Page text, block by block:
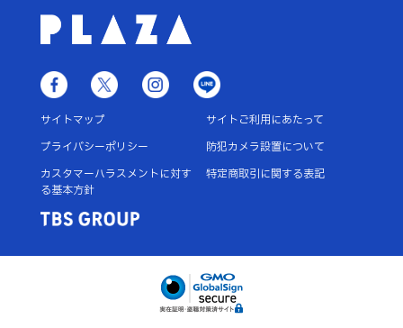
サイトマップ
サイトご利用にあたって
プライバシーポリシー
防犯カメラ設置について
カスタマーハラスメントに対す
る基本方針
特定商取引に関する表記